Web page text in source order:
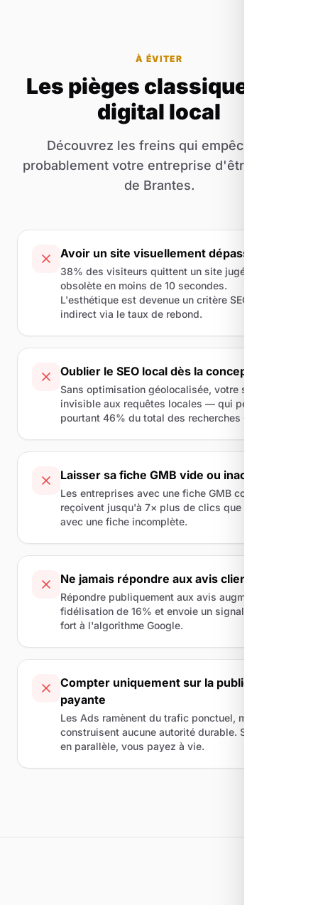
À ÉVITER
Les pièges classiques du
digital local
Découvrez les freins qui empêchent
probablement votre entreprise d'être visible
de Brantes.
Avoir un site visuellement dépassé
38% des visiteurs quittent un site jugé
obsolète en moins de 10 secondes.
L'esthétique est devenue un critère SEO
indirect via le taux de rebond.
Oublier le SEO local dès la conception
Sans optimisation géolocalisée, votre site reste
invisible aux requêtes locales — qui pèsent
pourtant 46% du total des recherches Google.
Laisser sa fiche GMB vide ou inactive
Les entreprises avec une fiche GMB complète
reçoivent jusqu'à 7× plus de clics que celles
avec une fiche incomplète.
Ne jamais répondre aux avis clients
Répondre publiquement aux avis augmente la
fidélisation de 16% et envoie un signal positif
fort à l'algorithme Google.
Compter uniquement sur la publicité
payante
Les Ads ramènent du trafic ponctuel, mais ne
construisent aucune autorité durable. Sans SEO
en parallèle, vous payez à vie.